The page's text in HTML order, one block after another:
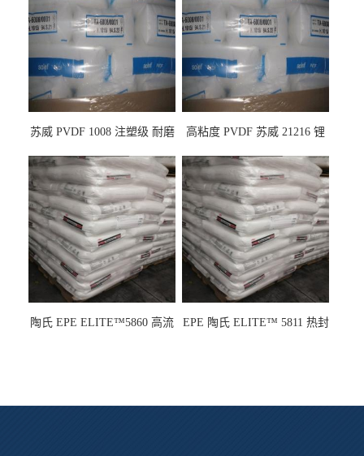
苏威 PVDF 1008 注塑级 耐磨
龙
高粘度 PVDF 苏威 21216 锂
陶氏 EPE ELITE™5860 高流
EPE 陶氏 ELITE™ 5811 热封